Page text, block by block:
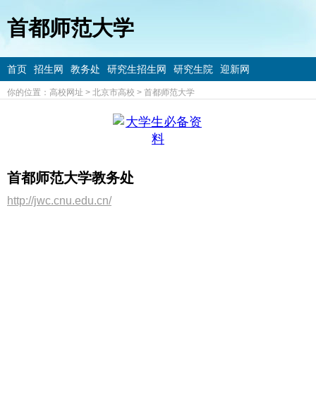
首都师范大学
首页 招生网 教务处 研究生招生网 研究生院 迎新网
你的位置： 高校网址 > 北京市高校 > 首都师范大学
首都师范大学教务处
http://jwc.cnu.edu.cn/